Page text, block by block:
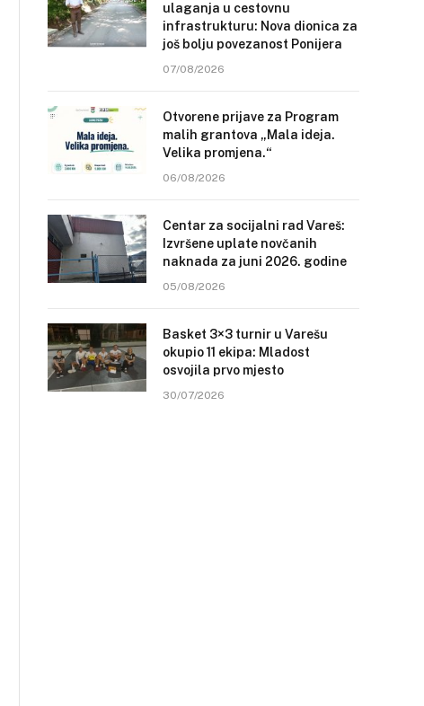
ulaganja u cestovnu
infrastrukturu: Nova dionica za
još bolju povezanost Ponijera
07/08/2026
Otvorene prijave za Program
malih grantova „Mala ideja.
Velika promjena.“
06/08/2026
Centar za socijalni rad Vareš:
Izvršene uplate novčanih
naknada za juni 2026. godine
05/08/2026
Basket 3×3 turnir u Varešu
okupio 11 ekipa: Mladost
osvojila prvo mjesto
30/07/2026